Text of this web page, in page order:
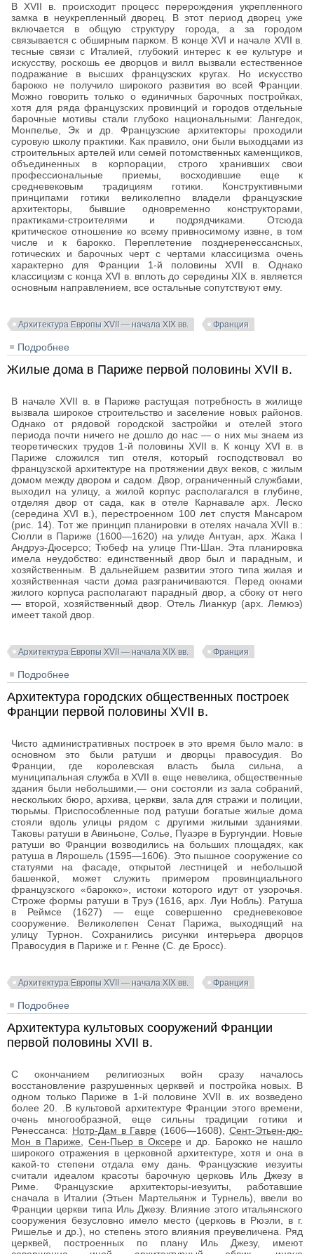
В XVII в. происходит процесс перерождения укрепленного
замка в неукрепленный дворец. В этот период дворец уже
включается в общую структуру города, а за городом
связывается с обширным парком. В конце XVI и начале XVII в.
тесные связи с Италией, глубокий интерес к ее культуре и
искусству, роскошь ее дворцов и вилл вызвали естественное
подражание в высших французских кругах. Но искусство
барокко не получило широкого развития во всей Франции.
Можно говорить только о единичных барочных постройках,
хотя для ряда французских провинций и городов отдельные
барочные мотивы стали глубоко национальными: Лангедок,
Монпелье, Эк и др. Французские архитекторы проходили
суровую школу практики. Как правило, они были выходцами из
строительных артелей или семей потомственных каменщиков,
объединенных в корпорации, строго хранивших свои
профессиональные приемы, восходившие еще к
средневековым традициям готики. Конструктивными
принципами готики великолепно владели французские
архитекторы, бывшие одновременно конструкторами,
практиками-строителями и подрядчиками. Отсюда
критическое отношение ко всему привносимому извне, в том
числе и к барокко. Переплетение позднеренессансных,
готических и барочных черт с чертами классицизма очень
характерно для Франции 1-й половины XVII в. Однако
классицизм с конца XVI в. вплоть до середины XIX в. является
основным направлением, все остальные сопутствуют ему.
Архитектура Европы XVII — начала XIX вв. Франция
Подробнее
Жилые дома в Париже первой половины XVII в.
В начале XVII в. в Париже растущая потребность в жилище
вызвала широкое строительство и заселение новых районов.
Однако от рядовой городской застройки и отелей этого
периода почти ничего не дошло до нас — о них мы знаем из
теоретических трудов 1-й половины XVII в. К концу XVI в. в
Париже сложился тип отеля, который господствовал во
французской архитектуре на протяжении двух веков, с жилым
домом между двором и садом. Двор, ограниченный службами,
выходил на улицу, а жилой корпус располагался в глубине,
отделяя двор от сада, как в отеле Карнавале арх. Леско
(середина XVI в.), перестроенном 100 лет спустя Мансаром
(рис. 14). Тот же принцип планировки в отелях начала XVII в.:
Сюлли в Париже (1600—1620) на улиде Антуан, арх. Жака I
Андруэ-Дюсерсо; Тюбеф на улице Пти-Шан. Эта планировка
имела неудобство: единственный двор был и парадным, и
хозяйственным. В дальнейшем развитии этого типа жилая и
хозяйственная части дома разграничиваются. Перед окнами
жилого корпуса располагают парадный двор, а сбоку от него
— второй, хозяйственный двор. Отель Лианкур (арх. Лемюэ)
имеет такой двор.
Архитектура Европы XVII — начала XIX вв. Франция
Подробнее
Архитектура городских общественных построек
Франции первой половины XVII в.
Чисто административных построек в это время было мало: в
основном это были ратуши и дворцы правосудия. Во
Франции, где королевская власть была сильна, а
муниципальная служба в XVII в. еще невелика, общественные
здания были небольшими,— они состояли из зала собраний,
нескольких бюро, архива, церкви, зала для стражи и полиции,
тюрьмы. Приспособленные под ратуши богатые жилые дома
стояли вдоль улицы рядом с другими жилыми зданиями.
Таковы ратуши в Авиньоне, Солье, Пуаэре в Бургундии. Новые
ратуши во Франции возводились на больших площадях, как
ратуша в Лярошель (1595—1606). Это пышное сооружение со
статуями на фасаде, открытой лестницей и небольшой
башенкой, может служить примером провинциального
французского «барокко», истоки которого идут от узорочья.
Строже формы ратуши в Труэ (1616, арх. Луи Нобль). Ратуша
в Реймсе (1627) — еще совершенно средневековое
сооружение. Великолепен Сенат Парижа, выходящий на
улицу Турнон. Сохранились рисунки интерьера дворцов
Правосудия в Париже и г. Ренне (С. де Бросс).
Архитектура Европы XVII — начала XIX вв. Франция
Подробнее
Франции первой половины XVII в.
Архитектура культовых сооружений Франции
первой половины XVII в.
С окончанием религиозных войн сразу началось
восстановление разрушенных церквей и постройка новых. В
одном только Париже в 1-й половине XVII в. их возведено
более 20. .В культовой архитектуре Франции этого времени,
очень многообразной, еще сильны традиции готики и
Ренессанса: Нотр-Дам в Гавре (1606—1608),Сент-Этьен-дю-
Мон в Париже ,Сен-Пьер в Оксере и др. Барокко не нашло
широкого отражения в церковной архитектуре, хотя и она в
какой-то степени отдала ему дань. Французские иезуиты
считали идеалом красоты барочную церковь Иль Джезу в
Риме. Французские архитекторы-иезуиты, работавшие
сначала в Италии (Этьен Мартельянж и Турнель), ввели во
Франции церкви типа Иль Джезу. Влияние этого итальянского
сооружения безусловно имело место (церковь в Рюэли, в г.
Ришелье и др.), но степень этого влияния преувеличена. Ряд
церквей, построенных по плану Иль Джезу, имеют